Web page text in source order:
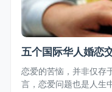
五个国际华人婚恋
恋爱的苦恼，并非仅存
言，恋爱问题也是人生